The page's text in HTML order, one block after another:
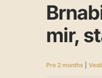
mir,
Pre 2 months Vesti